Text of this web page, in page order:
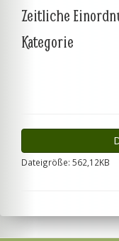
Zeitliche
Kategorie
Dateigröße: 562,12KB